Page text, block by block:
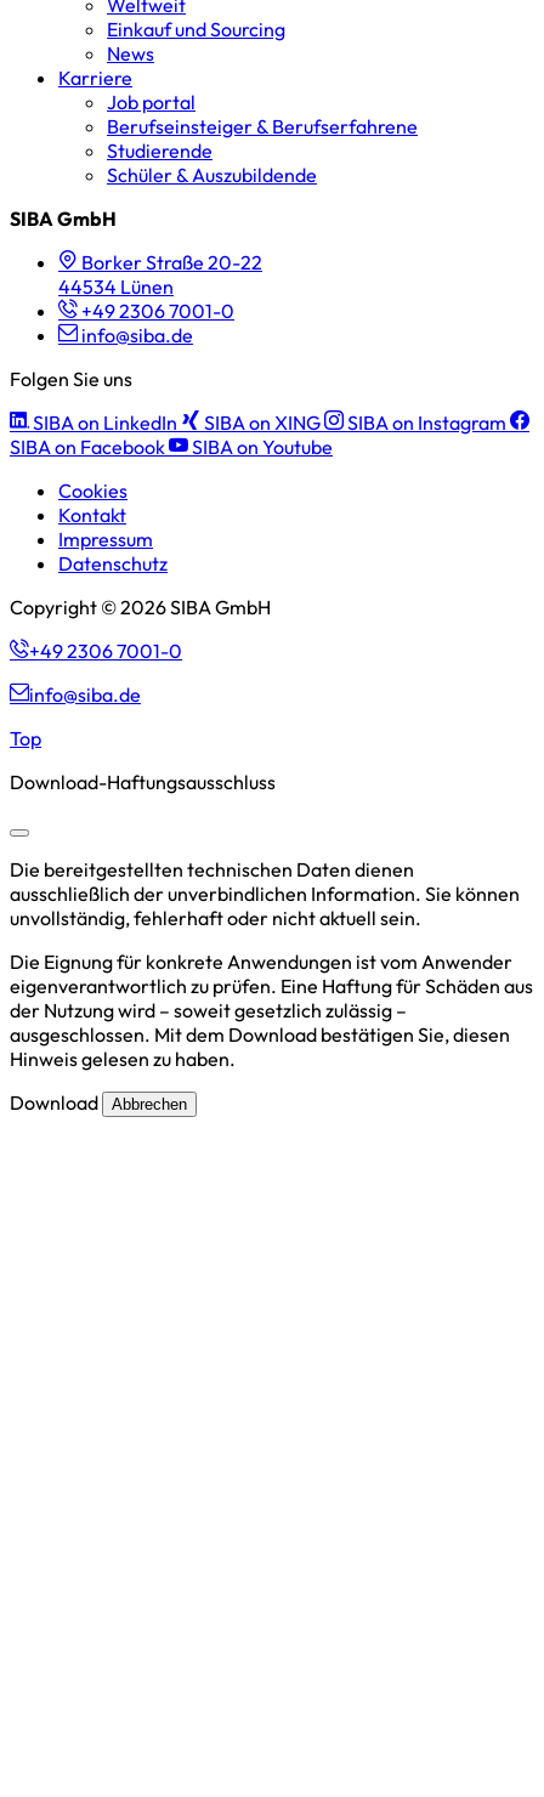
Einkauf und Sourcing
News
Karriere
Job portal
Berufseinsteiger & Berufserfahrene
Studierende
Schüler & Auszubildende
SIBA GmbH
Borker Straße 20-22
44534 Lünen
+49 2306 7001-0
info@siba.de
Folgen Sie uns
SIBA on LinkedIn
SIBA on XING
SIBA on Instagram
SIBA on Facebook
SIBA on Youtube
Cookies
Kontakt
Impressum
Datenschutz
Copyright © 2026 SIBA GmbH
+49 2306 7001-0
info@siba.de
Top
Download-Haftungsausschluss
Die bereitgestellten technischen Daten dienen
ausschließlich der unverbindlichen Information. Sie können
unvollständig, fehlerhaft oder nicht aktuell sein.
Die Eignung für konkrete Anwendungen ist vom Anwender
eigenverantwortlich zu prüfen. Eine Haftung für Schäden aus
der Nutzung wird – soweit gesetzlich zulässig –
ausgeschlossen. Mit dem Download bestätigen Sie, diesen
Hinweis gelesen zu haben.
Download
Abbrechen